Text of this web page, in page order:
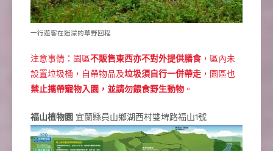
一行遊客在迷濛的草野回程
注意事情：園區不販售東西亦不對外提供膳食 ，區內未
設置垃圾桶，自帶物品及垃圾須自行一併帶走 ，園區也
禁止攜帶寵物入園，並請勿餵食野生動物 。
福山植物園 宜蘭縣員山鄉湖西村雙埤路福山1號